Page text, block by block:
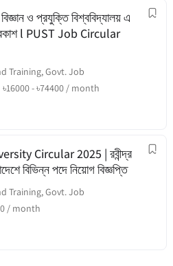
ও প্রযুক্তি বিশ্ববিদ্যালয় এ
l PUST Job Circular
Training,Govt. Job
৳16000-৳74400 / month
Circular 2025 | রবীন্দ্র
বিভিন্ন পদে নিয়োগ বিজ্ঞপ্তি
Training,Govt. Job
/ month